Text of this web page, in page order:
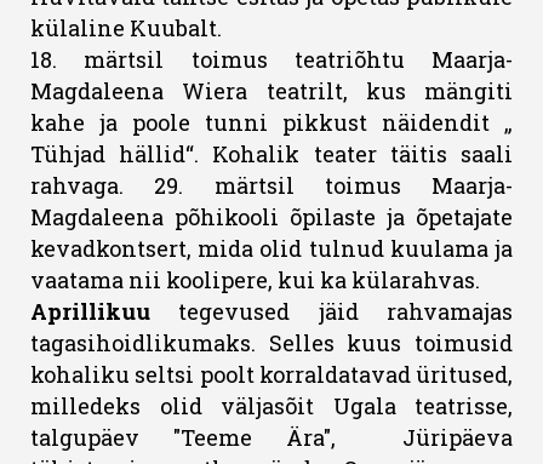
külaline Kuubalt.
18. märtsil toimus teatriõhtu Maarja-
Magdaleena Wiera teatrilt, kus mängiti
kahe ja poole tunni pikkust näidendit „
Tühjad hällid“. Kohalik teater täitis saali
rahvaga. 29. märtsil toimus Maarja-
Magdaleena põhikooli õpilaste ja õpetajate
kevadkontsert, mida olid tulnud kuulama ja
vaatama nii koolipere, kui ka külarahvas.
Aprillikuu tegevused jäid rahvamajas
tagasihoidlikumaks. Selles kuus toimusid
kohaliku seltsi poolt korraldatavad üritused,
milledeks olid väljasõit Ugala teatrisse,
talgupäev "Teeme Ära", Jüripäeva